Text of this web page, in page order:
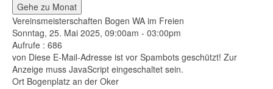
Gehe zu Monat
Vereinsmeisterschaften Bogen WA im Freien
Sonntag, 25. Mai 2025, 09:00am - 03:00pm
Aufrufe : 686
von Diese E-Mail-Adresse ist vor Spambots geschützt! Zur
Anzeige muss JavaScript eingeschaltet sein.
Ort Bogenplatz an der Oker